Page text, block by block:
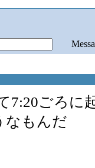
7:20ごろに
なもんだ